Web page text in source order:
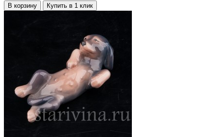
В корзину Купить в 1 клик